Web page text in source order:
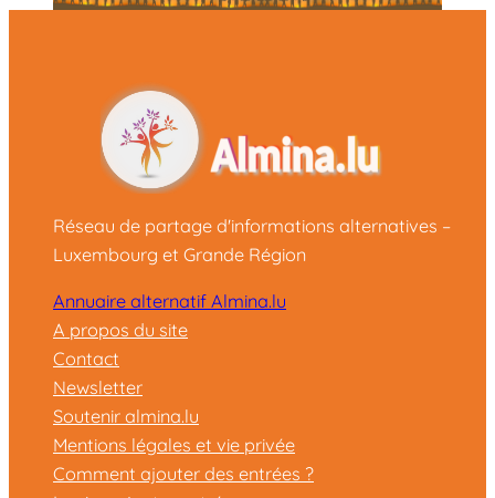
Réseau de partage d'informations alternatives –
Luxembourg et Grande Région
Annuaire alternatif Almina.lu
A propos du site
Contact
Newsletter
Soutenir almina.lu
Mentions légales et vie privée
Comment ajouter des entrées ?